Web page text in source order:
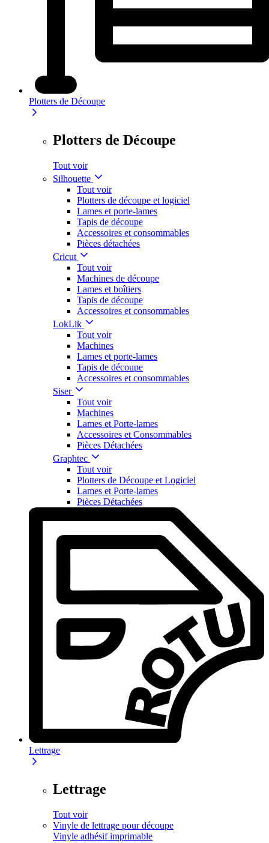
Plotters de Découpe
Plotters de Découpe
Tout voir
Silhouette
Tout voir
Plotters de découpe et logiciel
Lames et porte-lames
Tapis de découpe
Accessoires et consommables
Pièces détachées
Cricut
Tout voir
Machines de découpe
Lames et boîtiers
Tapis de découpe
Accessoires et consommables
LokLik
Tout voir
Machines
Lames et porte-lames
Tapis de découpe
Accessoires et consommables
Siser
Tout voir
Machines
Lames et Porte-lames
Accessoires et Consommables
Pièces Détachées
Graphtec
Tout voir
Plotters de Découpe et Logiciel
Lames et Porte-lames
Pièces Détachées
Lettrage
Lettrage
Tout voir
Vinyle de lettrage pour découpe
Vinyle adhésif imprimable